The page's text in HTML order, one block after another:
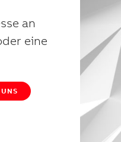
an
eine